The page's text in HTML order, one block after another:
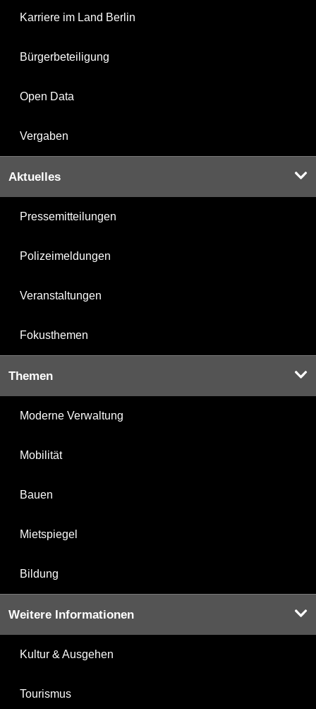
Karriere im Land Berlin
Bürgerbeteiligung
Open Data
Vergaben
Aktuelles
Pressemitteilungen
Polizeimeldungen
Veranstaltungen
Fokusthemen
Themen
Moderne Verwaltung
Mobilität
Bauen
Mietspiegel
Bildung
Weitere Informationen
Kultur & Ausgehen
Tourismus